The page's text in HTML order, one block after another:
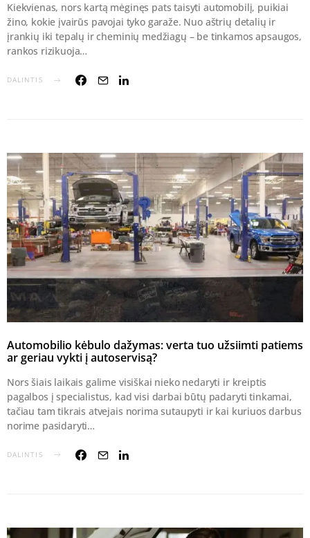
Kiekvienas, nors kartą mėginęs pats taisyti automobilį, puikiai
žino, kokie įvairūs pavojai tyko garaže. Nuo aštrių detalių ir
įrankių iki tepalų ir cheminių medžiagų – be tinkamos apsaugos,
rankos rizikuoja…
DALINTIS
Automobilio kėbulo dažymas: verta tuo užsiimti patiems
ar geriau vykti į autoservisą?
Nors šiais laikais galime visiškai nieko nedaryti ir kreiptis
pagalbos į specialistus, kad visi darbai būtų padaryti tinkamai,
tačiau tam tikrais atvejais norima sutaupyti ir kai kuriuos darbus
norime pasidaryti…
DALINTIS